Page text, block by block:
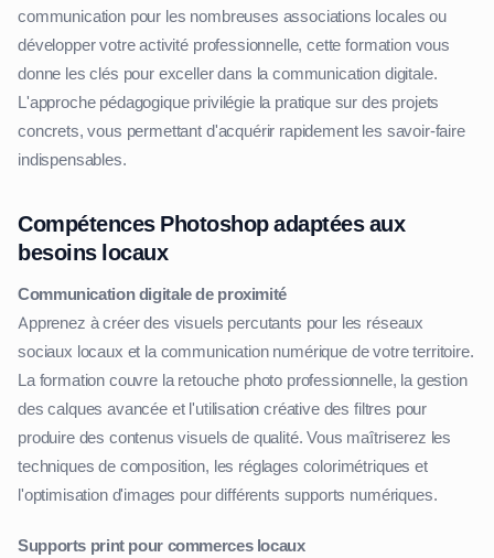
communication pour les nombreuses associations locales ou
développer votre activité professionnelle, cette formation vous
donne les clés pour exceller dans la communication digitale.
L'approche pédagogique privilégie la pratique sur des projets
concrets, vous permettant d'acquérir rapidement les savoir-faire
indispensables.
Compétences Photoshop adaptées aux
besoins locaux
Communication digitale de proximité
Apprenez à créer des visuels percutants pour les réseaux
sociaux locaux et la communication numérique de votre territoire.
La formation couvre la retouche photo professionnelle, la gestion
des calques avancée et l'utilisation créative des filtres pour
produire des contenus visuels de qualité. Vous maîtriserez les
techniques de composition, les réglages colorimétriques et
l'optimisation d'images pour différents supports numériques.
Supports print pour commerces locaux